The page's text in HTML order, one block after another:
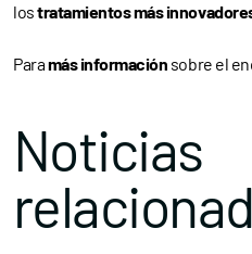
lostratamientos más
Paramás información sobre el
Noticias